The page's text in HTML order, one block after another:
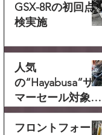
GSX-8Rの初回点
検実施
人気
の“Hayabusa”サ
マーセール対象で
す‼
フロントフォーク